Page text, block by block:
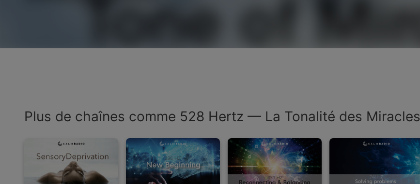
Plus de chaînes comme 528 Hertz — La Tonalité des Miracles